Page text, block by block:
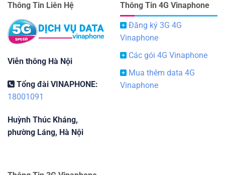
Thông Tin Liên Hệ
Viễn thông Hà Nội
Tổng đài VINAPHONE:
18001091
Huỳnh Thúc Kháng,
phường Láng, Hà Nội
Thông Tin 4G Vinaphone
Đăng ký 3G 4G
Vinaphone
Các gói 4G Vinaphone
Mua thêm data 4G
Vinaphone